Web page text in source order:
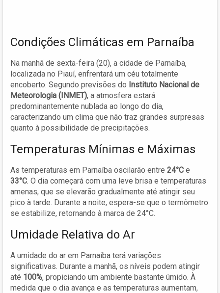
Condições Climáticas em Parnaíba
Na manhã de sexta-feira (20), a cidade de Parnaíba,
localizada no Piauí, enfrentará um céu totalmente
encoberto. Segundo previsões do Instituto Nacional de
Meteorologia (INMET), a atmosfera estará
predominantemente nublada ao longo do dia,
caracterizando um clima que não traz grandes surpresas
quanto à possibilidade de precipitações.
Temperaturas Mínimas e Máximas
As temperaturas em Parnaíba oscilarão entre 24°C e
33°C. O dia começará com uma leve brisa e temperaturas
amenas, que se elevarão gradualmente até atingir seu
pico à tarde. Durante a noite, espera-se que o termômetro
se estabilize, retornando à marca de 24°C.
Umidade Relativa do Ar
A umidade do ar em Parnaíba terá variações
significativas. Durante a manhã, os níveis podem atingir
até 100%, propiciando um ambiente bastante úmido. À
medida que o dia avança e as temperaturas aumentam,